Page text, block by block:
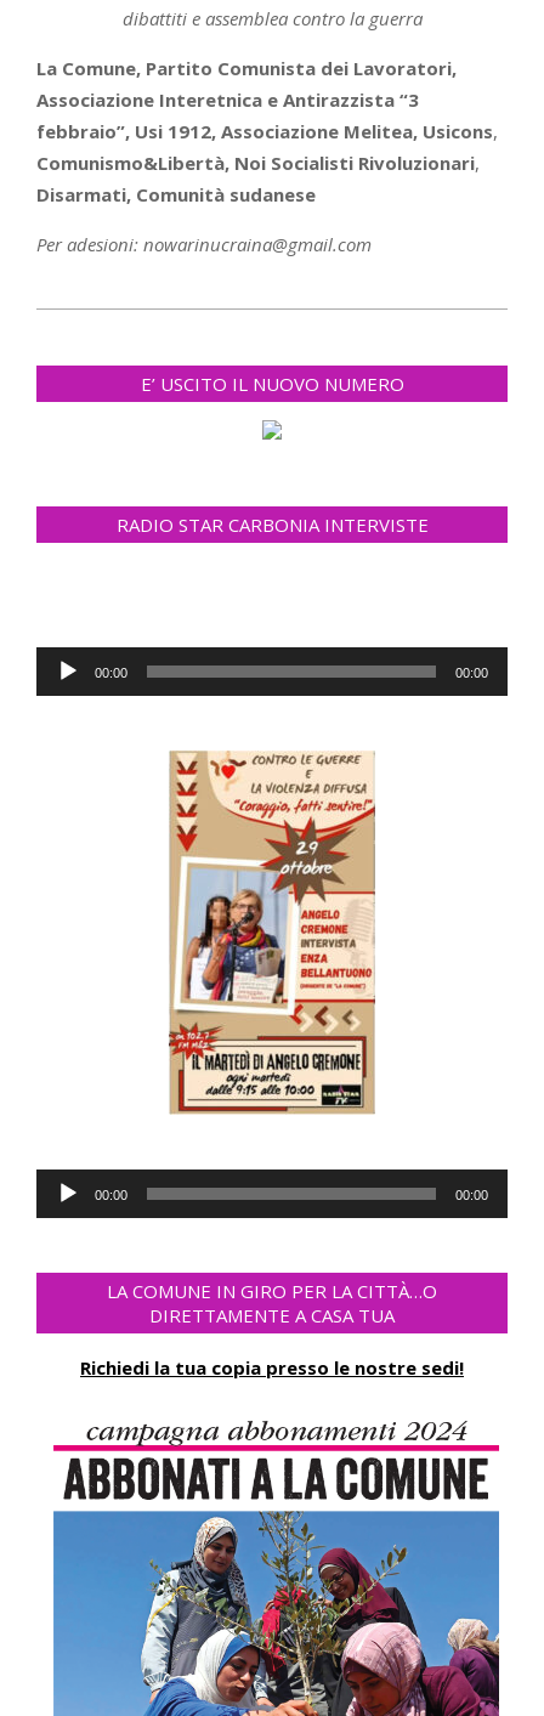
dibattiti e assemblea contro la guerra
La Comune, Partito Comunista dei Lavoratori,
Associazione Interetnica e Antirazzista “3
febbraio”, Usi 1912, Associazione Melitea, Usicons,
Comunismo&Libertà, Noi Socialisti Rivoluzionari,
Disarmati, Comunità sudanese
Per adesioni: nowarinucraina@gmail.com
E’ USCITO IL NUOVO NUMERO
RADIO STAR CARBONIA INTERVISTE
Audio
Player
00:00 00:00
Audio
Player
00:00 00:00
LA COMUNE IN GIRO PER LA CITTÀ…O
DIRETTAMENTE A CASA TUA
Richiedi la tua copia presso le nostre sedi!